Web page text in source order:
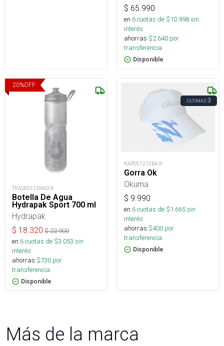
$ 65.990
en 6cuotas de $10.998sin
interés
ahorras $2.640 por
transferencia.
Disponible
20%OFF
TRA260113NAD-R
Botella De Agua
Hydrapak Sport 700 ml
Hydrapak
$ 18.320 $22.900
en 6cuotas de $3.053 sin
interés
ahorras $730 por
transferencia.
Disponible
ÚLTIMAS3
RAP061212BA-R
Gorra Ok
Okuma
$ 9.990
en 6cuotas de $1.665sin
interés
ahorras $400 por
transferencia.
Disponible
Más de la marca